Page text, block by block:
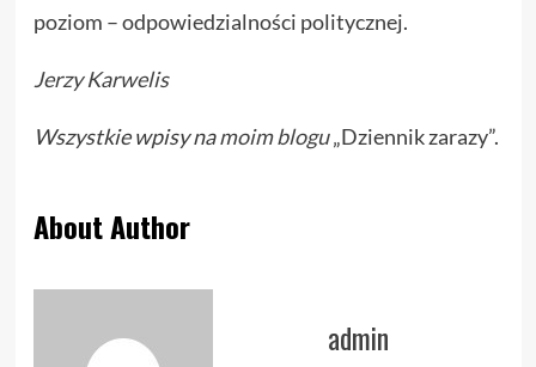
poziom – odpowiedzialności politycznej.
Jerzy Karwelis
Wszystkie wpisy namoim blogu„Dziennik zarazy”.
About Author
admin